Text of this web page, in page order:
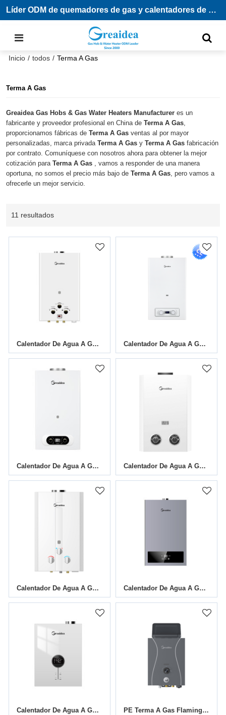
Líder ODM de quemadores de gas y calentadores de agua
Inicio / todos / Terma A Gas
Terma A Gas
Greaidea Gas Hobs & Gas Water Heaters Manufacturer es un
fabricante y proveedor profesional en China deTerma A Gas
proporcionamos fábricas deTerma A Gas ventas al por mayor
personalizadas, marca privadaTerma A Gas yTerma A Gas fabricación
por contrato. Comuníquese con nosotros ahora para obtener la mejor
cotización paraTerma A Gas , vamos a responder de una manera
oportuna, no somos el precio más bajo deTerma A Gas , pero vamos a
ofrecerle un mejor servicio.
11 resultados
Calentador De Agua A Gas Con Conducto De Humos JSD-D5 Calentador De Agua A Gas Con Conducto De Humos JSD-D13
Calentador De Agua A Gas Con Conducto De Humos JSD-D15A Calentador De Agua A Gas Con Conducto De Humos JSD-D2
Calentador De Agua A Gas Con Conducto De Humos JSD-W3 Calentador De Agua A Gas De Temperatura Constante JSD T01/A 12L
Calentador De Agua A Gas De Temperatura Constante Mini 16L PE Terma A Gas Flaming 5.5L JSD11-D1